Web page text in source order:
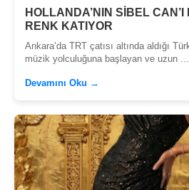
HOLLANDA’NIN SİBEL
RENK KATIYOR
Ankara’da TRT çatısı altında aldığı
müzik yolculuğuna başlayan ve uzun ...
Devamını Oku →